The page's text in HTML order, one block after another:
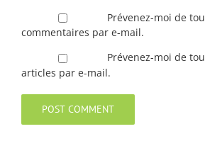
Prévenez-moi de
commentaires par e-mail.
Prévenez-moi de
articles par e-mail.